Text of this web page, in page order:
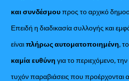
και συνδέσμουπρος το αρχικό
Επειδή η διαδικασία συλλογής και
είναιπλήρως αυτοματοποιημένη,
καμία ευθύνη για το περιεχόμενο,
τυχόν παραβιάσεις που προέρχονται